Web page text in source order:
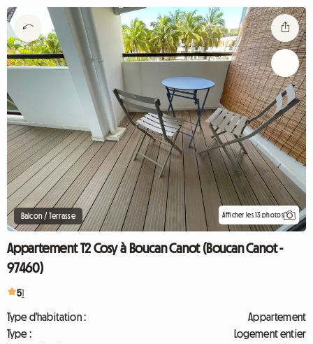
Balcon / Terrasse Afficher les 13 photos
Appartement T2 Cosy à Boucan Canot (Boucan Canot -
97460)
51
Type d'habitation :
Appartement
Type :
Logement entier